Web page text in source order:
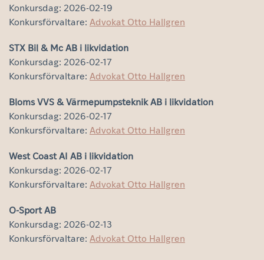
Konkursdag: 2026-02-19
Konkursförvaltare: Advokat Otto Hallgren
STX Bil & Mc AB i likvidation
Konkursdag: 2026-02-17
Konkursförvaltare: Advokat Otto Hallgren
Bloms VVS & Värmepumpsteknik AB i likvidation
Konkursdag: 2026-02-17
Konkursförvaltare: Advokat Otto Hallgren
West Coast AI AB i likvidation
Konkursdag: 2026-02-17
Konkursförvaltare: Advokat Otto Hallgren
O-Sport AB
Konkursdag: 2026-02-13
Konkursförvaltare: Advokat Otto Hallgren